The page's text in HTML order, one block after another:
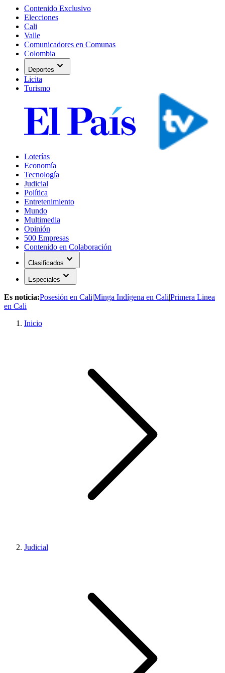
Contenido Exclusivo
Elecciones
Cali
Valle
Comunicadores en Comunas
Colombia
Deportes expand_more
Licita
Turismo
Loterías
Economía
Tecnología
Judicial
Política
Entretenimiento
Mundo
Multimedia
Opinión
500 Empresas
Contenido en Colaboración
Clasificados expand_more
Especiales expand_more
Es noticia:Posesión en Cali|Minga Indígena en Cali|Primera Linea
en Cali
Inicio
Judicial